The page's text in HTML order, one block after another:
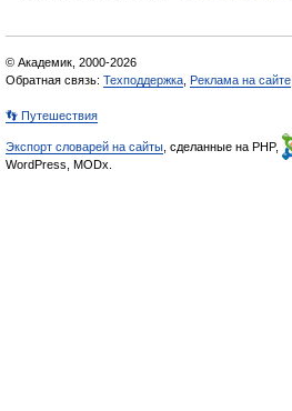
© Академик, 2000-2026
Обратная связь: Техподдержка Реклама на сайте
👣 Путешествия
Экспорт словарей на сайты , сделанные на PHP,
WordPress, MODx.